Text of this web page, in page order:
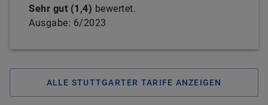
Sehr gut (1,4) bewertet.
Ausgabe: 6/2023
ALLE STUTTGARTER TARIFE ANZEIGEN